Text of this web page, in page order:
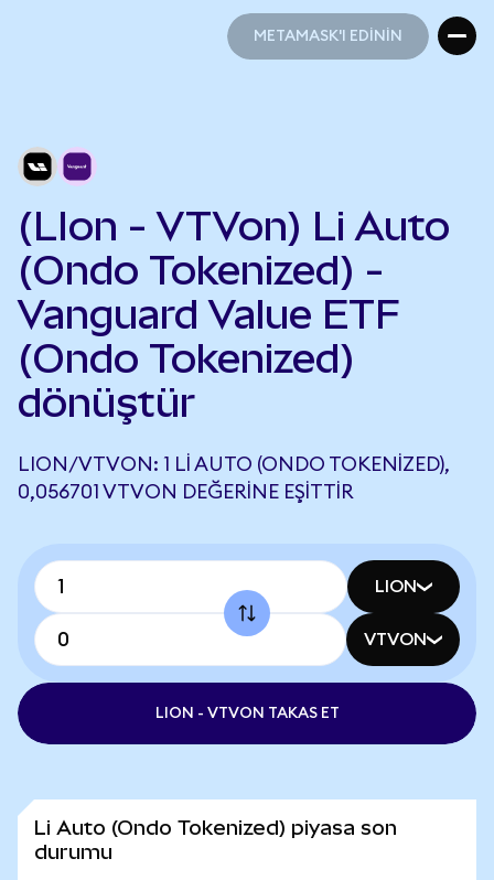
METAMASK'I EDİNİN
(LIon - VTVon) Li Auto
(Ondo Tokenized) -
Vanguard Value ETF
(Ondo Tokenized)
dönüştür
LION/VTVON: 1 LI AUTO (ONDO TOKENIZED),
0,056701 VTVON DEĞERINE EŞITTIR
LION
VTVON
LION - VTVON TAKAS ET
Li Auto (Ondo Tokenized) piyasa son
durumu